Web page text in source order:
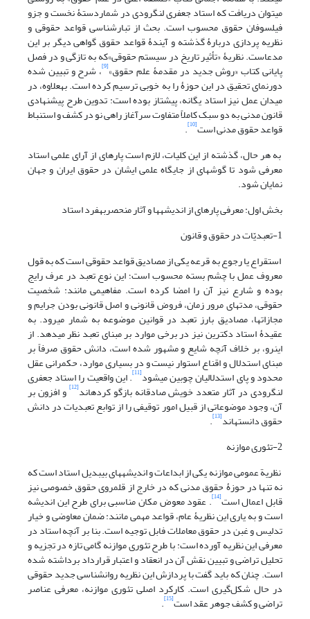
می‏توان دریافت که استاد جعفری لنگرودی در شماردستۀ نخست و جزو
فیلسوفان حقوق محسوب است. بحث از تبار‏شناسی قواعد حقوقی و
نظریه پردازی دربارۀ گذشته و آیندۀ قواعد حقوق گواهی دیگر بر این
مدعاست. نظریۀ «تأثیر تاریخ در سیستم حقوقی»که به تازگی و در فصل
پایانی کتاب «روش جدید در مقدمۀ علم حقوق»[9] ، شرح و تبیین شده
دورنمای تحقیق در این حوزۀ را به خوبی ترسیم کرده است. به‏علاوه، در
میدان عمل نیز استاد یگانه، پیشتاز بوده است: تدوین طرح پیشنهادی
قانون مدنی به دو سبک کاملاً متفاوت سرآغاز راهی نو در کشف و استنباط
قواعد حقوق مدنی است[10]
.
به هر حال، گذشته از این کلیات، لازم است پاره‏ای از آرای علمی استاد
معرفی شود تا گوشه‏ای از جایگاه علمی ایشان در حقوق ایران و جهان
نمایان شود.
بخش اول: معرفی پاره‏ای از اندیشه‏ها و آثار منحصر‏به‏فرد استاد
1-تعبدیّات در حقوق و قانون
استقراع یا رجوع به قرعه یکی از مصادیق قواعد حقوقی است که به قول
معروف عمل با چشم بسته محسوب است؛ این نوع تعبد در عرف رایج
بوده و شارع نیز آن را امضا کرده است. مفاهیمی مانند: شخصیت
حقوقی، مدت‏های مرور زمان، فروض قانونی و اصل قانونی بودن جرایم و
مجازات‏ها، مصادیق بارز تعبد در قوانین موضوعه به شمار می‏رود. به
عقیدۀ استاد دکترین نیز در برخی موارد بر مبنای تعبد نظر می‏دهد. از
این‏رو، بر خلاف آنچه شایع و مشهور شده است، دانش حقوق صرفاً بر
مبنای استدلال و اقناع استوار نیست و در بسیاری موارد، حکمرانی عقل
محدود و پای استدلالیان چوبین می‏شود[11] . این واقعیت را استاد جعفری
لنگرودی در آثار متعدد خویش صادقانه باز‏گو کرده‏اند[12] و افزون بر
آن، وجود موضوعاتی از قبیل امور توقیفی را از توابع تعبدیات در دانش
حقوق دانسته‏اند[13]
.
2-تئوری موازنه
نظریة عمومی موازنه یکی از ابداعات و اندیشه‏های بی‏بدیل استاد است که
نه تنها در حوزۀ حقوق مدنی که در خارج از قلمروی حقوق خصوصی نیز
قابل اعمال است[14] . عقود معوض مکان مناسبی برای طرح این اندیشه
است و به یاری این نظریۀ عام، قواعد مهمی مانند: ضمان معاوضی و خیار
تدلیس و غبن در حقوق معاملات فابل توجیه است. بنا بر آنچه استاد در
معرفی این نظریه آورده است: با طرح تئوری موازنه گامی تازه در تجزیه و
تحلیل تراضی و تبیین نقش آن در انعقاد و اعتبار قرارداد برداشته شده
است. چنان که باید گفت با پردازش این نظریه روانشناسی جدید حقوقی
در حال شکل‌گیری است. کارکرد اصلی تئوری موازنه، معرفی عناصر
تراضی و کشف جوهر عقد است[15]
.